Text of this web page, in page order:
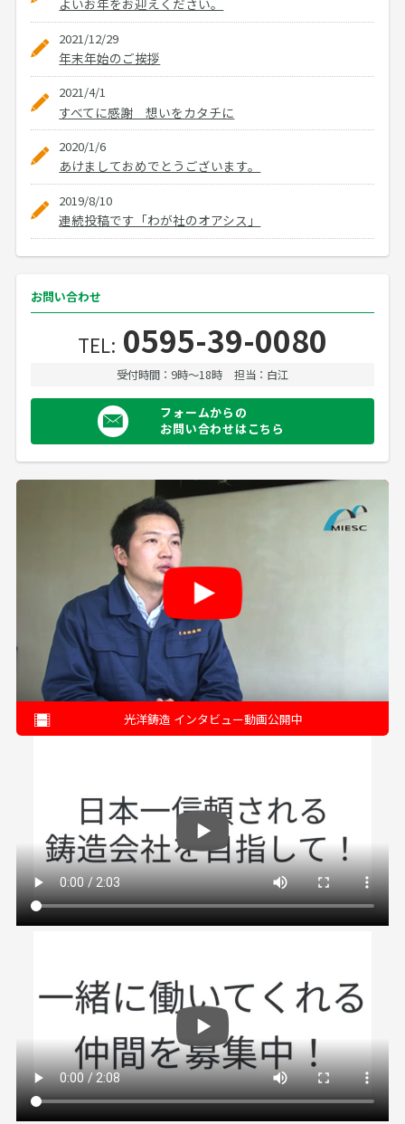
よいお年をお迎えください。
2021/12/29
年末年始のご挨拶
2021/4/1
すべてに感謝 想いをカタチに
2020/1/6
あけましておめでとうございます。
2019/8/10
連続投稿です「わが社のオアシス」
お問い合わせ
TEL: 0595-39-0080
受付時間：9時〜18時 担当：白江
フォームからの
お問い合わせはこちら
光洋鋳造 インタビュー動画公開中